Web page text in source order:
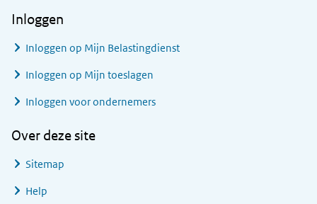
Inloggen
Inloggen op Mijn Belastingdienst
Inloggen op Mijn toeslagen
Inloggen voor ondernemers
Over deze site
Sitemap
Help